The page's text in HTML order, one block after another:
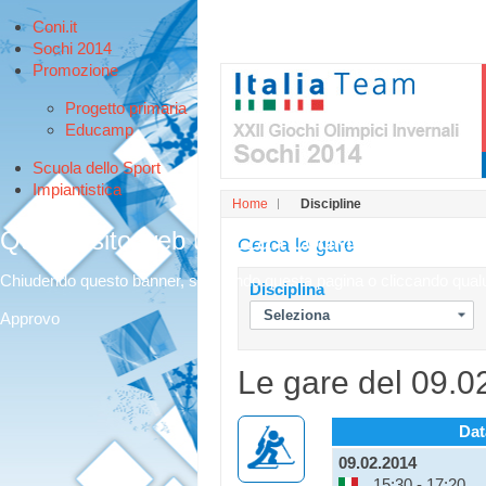
Coni.it
Sochi 2014
Promozione
Progetto primaria
Educamp
Scuola dello Sport
Impiantistica
Questo sito web utilizza i cookies per
Chiudendo questo banner, scorrendo questa pagina o cliccando
Approvo
Home Discipline
Cerca le gare
Disciplina
Le gare del
09.02.2014